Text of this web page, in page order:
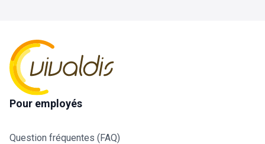
Pour employés
Question fréquentes (FAQ)